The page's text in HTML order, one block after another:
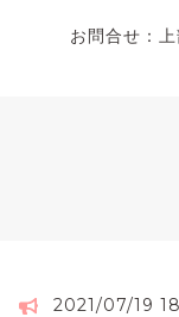
お問合せ：
2021/07/19